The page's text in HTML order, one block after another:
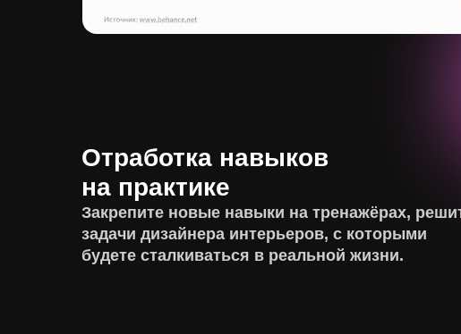
Отработка навыков
на практике
Закрепите новые навыки на тренажёрах,
задачи дизайнера интерьеров, с которыми
будете сталкиваться в реальной жизни.